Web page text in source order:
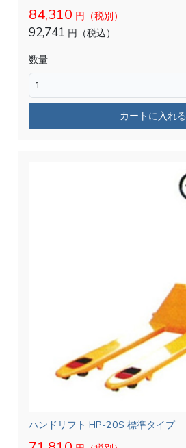
84,310 円（税別）
92,741 円（税込）
数量
カートに入れる
ハンドリフト HP-20S 標準タイプ